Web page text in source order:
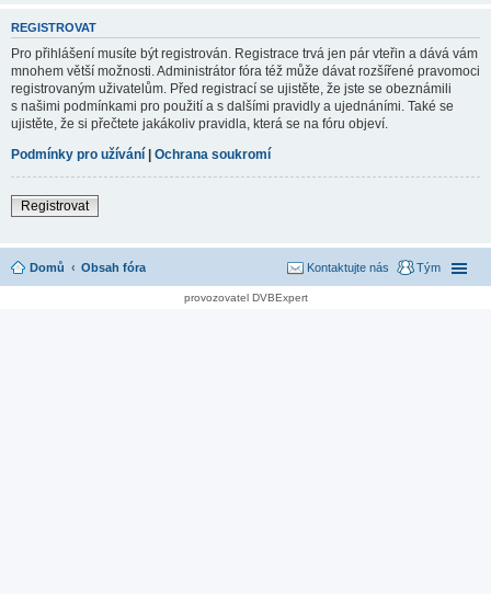
REGISTROVAT
Pro přihlášení musíte být registrován. Registrace trvá jen pár vteřin a dává vám
mnohem větší možnosti. Administrátor fóra též může dávat rozšířené pravomoci
registrovaným uživatelům. Před registrací se ujistěte, že jste se obeznámili
s našimi podmínkami pro použití a s dalšími pravidly a ujednáními. Také se
ujistěte, že si přečtete jakákoliv pravidla, která se na fóru objeví.
Podmínky pro užívání | Ochrana soukromí
Registrovat
Domů Obsah fóra Tým
Kontaktujte nás
provozovatel DVBExpert